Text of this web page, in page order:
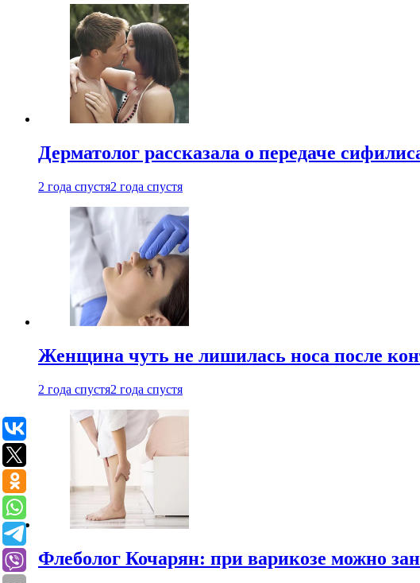
Дерматолог рассказала о передаче
2 года спустя2 года спустя
Женщина чуть не лишилась носа после
2 года спустя2 года спустя
Флеболог Кочарян: при варикозе можно